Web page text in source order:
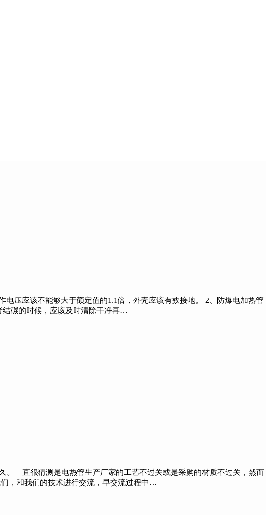
压应该不能够大于额定值的1.1倍，外壳应该有效接地。 2、防爆电加热管
结碳的时候，应该及时清除干净再…
一直很猜测是电热管生产厂家的工艺不过关或是采购的材质不过关，然而
，和我们的技术进行交流，早交流过程中…